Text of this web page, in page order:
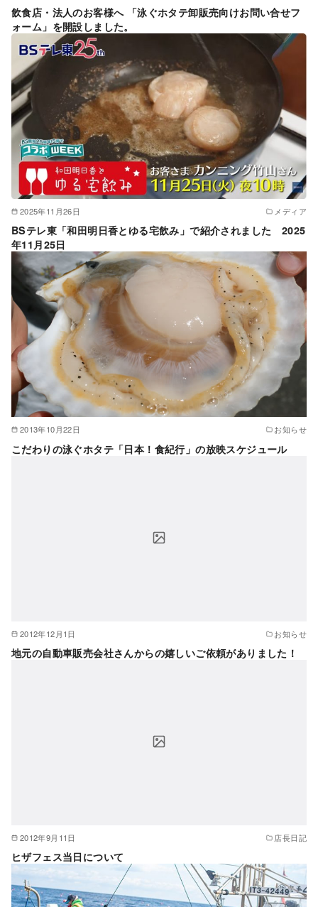
飲食店・法人のお客様へ 「泳ぐホタテ卸販売向けお問い合せフ
ォーム」を開設しました。
2025年11月26日 メディア
BSテレ東「和田明日香とゆる宅飲み」で紹介されました 2025
年11月25日
2013年10月22日 お知らせ
こだわりの泳ぐホタテ「日本！食紀行」の放映スケジュール
2012年12月1日 お知らせ
地元の自動車販売会社さんからの嬉しいご依頼がありました！
2012年9月11日 店長日記
ヒザフェス当日について